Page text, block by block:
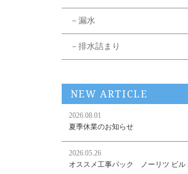
－漏水
－排水詰まり
NEW ARTICLE
2026.08.01
夏季休業のお知らせ
2026.05.26
オススメ工事パック ノーリツ ビル